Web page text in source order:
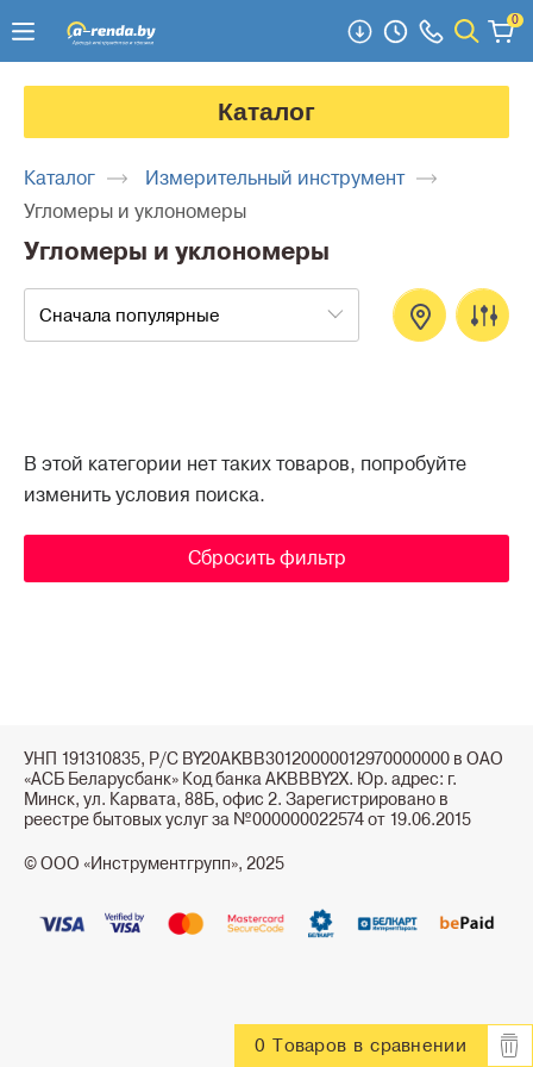
0
Каталог
Каталог
Измерительный инструмент
Угломеры и уклономеры
Угломеры и уклономеры
Сначала популярные
0 Товаров в сравнении
В этой категории нет таких товаров, попробуйте
изменить условия поиска.
Сбросить фильтр
УНП 191310835, Р/С BY20AKBB30120000012970000000 в ОАО
«АСБ Беларусбанк» Код банка AKBBBY2X. Юр. адрес: г.
Минск, ул. Карвата, 88Б, офис 2. Зарегистрировано в
реестре бытовых услуг за №000000022574 от 19.06.2015
© ООО «Инструментгрупп», 2025